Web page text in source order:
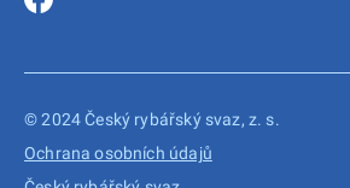
© 2024 Český rybářský svaz, z. s.
Ochrana osobních údajů